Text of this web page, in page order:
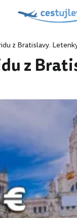
z Bratislavy.
z